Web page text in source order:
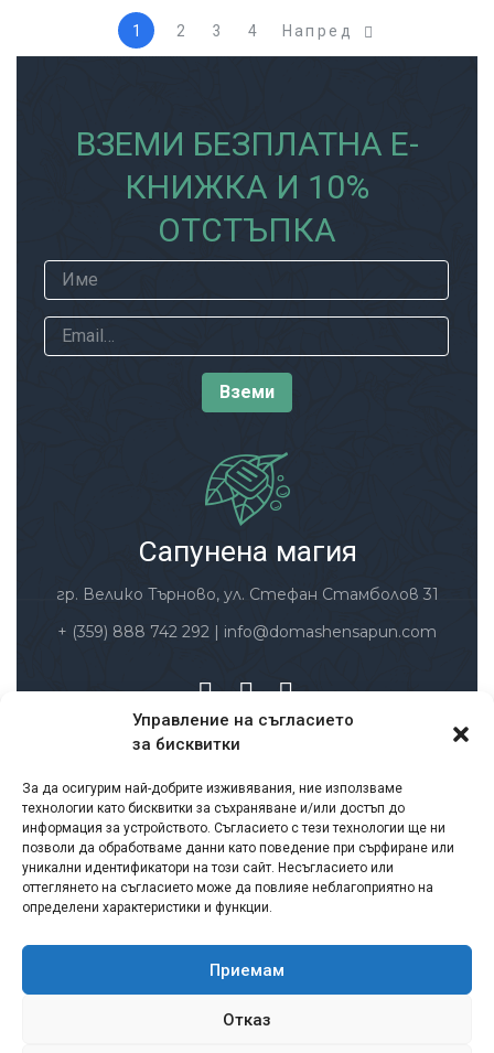
Управление на съгласието
за бисквитки
За да осигурим най-добрите изживявания, ние използваме
технологии като бисквитки за съхраняване и/или достъп до
информация за устройството. Съгласието с тези технологии ще ни
позволи да обработваме данни като поведение при сърфиране или
уникални идентификатори на този сайт. Несъгласието или
оттеглянето на съгласието може да повлияе неблагоприятно на
определени характеристики и функции.
Приемам
Отказ
1 2 3 4 Напред
ВЗЕМИ БЕЗПЛАТНА Е-
КНИЖКА И 10%
ОТСТЪПКА
Сапунена магия
гр. Велико Търново, ул. Стефан Стамболов 31
+ (359) 888 742 292 | info@domashensapun.com
Заплащане и доставка
Условия за ползване
Политика за защита на личните данни
Политика за връщане и възстановяване на
суми
Формуляр за връщане на продукт
Сертификати